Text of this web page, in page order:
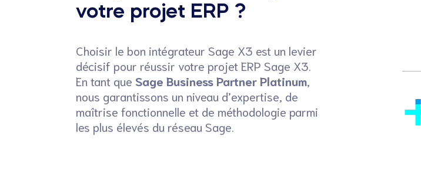
votre projet ERP ?
Choisir le bon intégrateur Sage X3 est un levier
décisif pour réussir votre projet ERP Sage X3.
En tant que Sage Business Partner Platinum
nous garantissons un niveau d’expertise, de
maîtrise fonctionnelle et de méthodologie parmi
les plus élevés du réseau Sage.